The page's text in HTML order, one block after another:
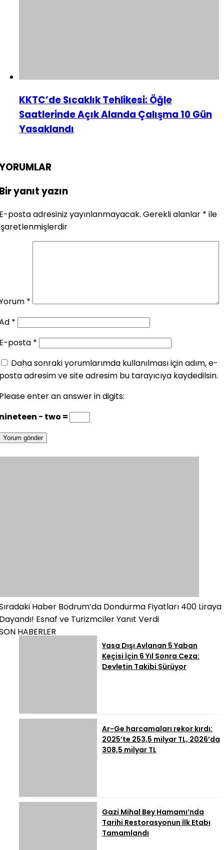
KKTC’de Sıcaklık Tehlikesi: Öğle
Saatlerinde Açık Alanda Çalışma 10 Gün
Yasaklandı
yanıt yazın
posta adresiniz yayınlanmayacak. Gerekli alanlar * ile
*
*
posta *
Daha sonraki yorumlarımda kullanılması için adım, e-
adresim ve site adresim bu tarayıcıya kaydedilsin.
enter an answer in digits:
− two =
Haber Bodrum’da Dondurma Fiyatları 400 Liraya
Esnaf ve Turizmciler Yanıt Verdi
HABERLER
Yasa Dışı Avlanan 5 Yaban
Keçisi İçin 6 Yıl Sonra Ceza:
Devletin Takibi Sürüyor
Ar-Ge harcamaları rekor kırdı:
2025’te 253,5 milyar TL, 2026’da
308,5 milyar TL
Gazi Mihal Bey Hamamı’nda
Tarihi Restorasyonun İlk Etabı
Tamamlandı